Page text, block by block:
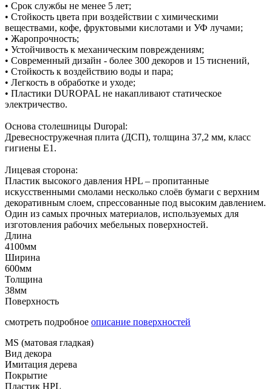
• Срок службы не менее 5 лет;
• Стойкость цвета при воздействии с химическими
веществами, кофе, фруктовыми кислотами и УФ лучами;
• Жаропрочность;
• Устойчивость к механическим повреждениям;
• Современный дизайн - более 300 декоров и 15 тиснений,
• Стойкость к воздействию воды и пара;
• Легкость в обработке и уходе;
• Пластики DUROPAL не накапливают статическое
электричество.
Основа столешницы Duropal:
Древесностружечная плита (ДСП), толщина 37,2 мм, класс
гигиены Е1.
Лицевая сторона:
Пластик высокого давления HPL – пропитанные
искусственными смолами несколько слоёв бумаги с верхним
декоративным слоем, спрессованные под высоким давлением.
Один из самых прочных материалов, используемых для
изготовления рабочих мебельных поверхностей.
Длина
4100мм
Ширина
600мм
Толщина
38мм
Поверхность
смотреть подробное описание поверхностей
MS (матовая гладкая)
Вид декора
Имитация дерева
Покрытие
Пластик HPL